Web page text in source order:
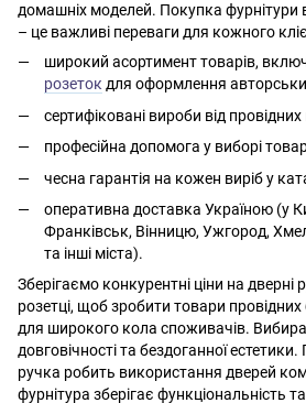
домашніх моделей. Покупка фурнітури
– це важливі переваги для кожного
широкий асортимент товарів,
розеток для оформлення
сертифіковані вироби від
професійна допомога у виборі
чесна гарантія на кожен виріб у
оперативна доставка Україною (у
Франківськ, Вінницю, Ужгород,
та інші міста).
Зберігаємо конкурентні ціни на дверні
розетці, щоб зробити товари
для широкого кола споживачів.
довговічності та бездоганної
ручка робить використання дверей
фурнітура зберігає функціональність